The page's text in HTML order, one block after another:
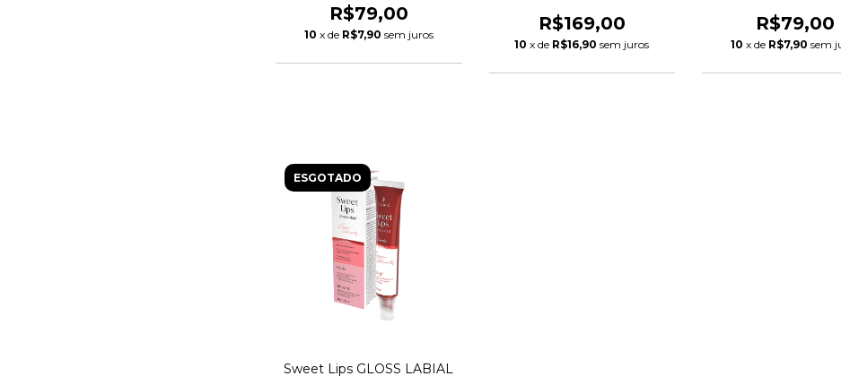
R$79,00
10 x de R$7,90 sem juros
R$169,00
10 x de R$16,90 sem juros
R$79,00
10 x de R$7,90 sem
ESGOTADO
Sweet Lips GLOSS LABIAL